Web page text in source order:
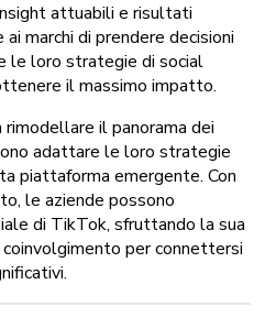
attuabili e risultati
marchi di prendere decisioni
le loro strategie di social
il massimo impatto.
il panorama dei
adattare le loro strategie
piattaforma emergente. Con
le aziende possono
di TikTok, sfruttando la sua
per connettersi